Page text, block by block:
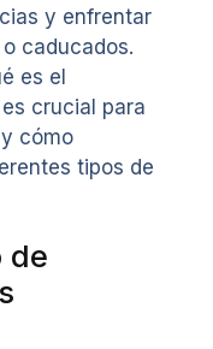
y enfrentar
caducados.
es el
crucial para
cómo
tipos de
de